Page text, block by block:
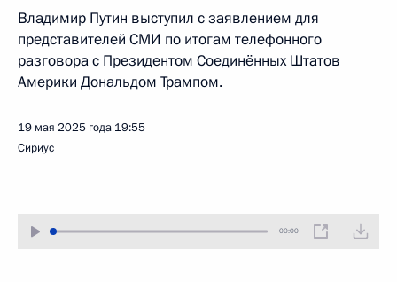
Владимир Путин выступил с заявлением для
представителей СМИ по итогам телефонного
разговора с Президентом Соединённых Штатов
Америки Дональдом Трампом.
19 мая 2025 года 19:55
Сириус
00:00